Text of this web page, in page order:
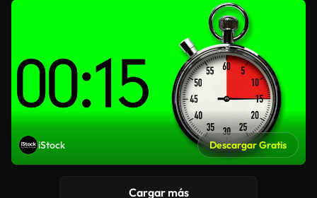
iStock Descargar Gratis
Cargar más